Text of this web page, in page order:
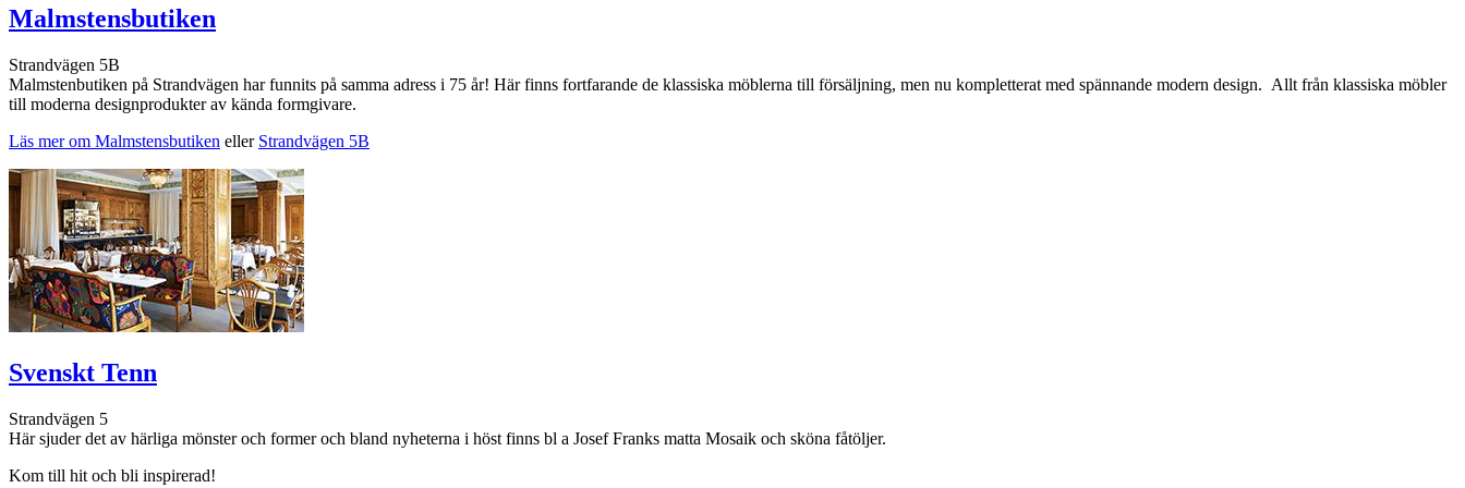
Malmstensbutiken
Strandvägen 5B
Malmstenbutiken på Strandvägen har funnits på samma adress i 75 år! Här finns fortfarande de klassiska möblerna till försäljning, men nu kompletterat med spännande modern design. Allt från klassiska möbler
till moderna designprodukter av kända formgivare.
Läs mer om Malmstensbutiken eller Strandvägen 5B
Svenskt Tenn
Strandvägen 5
Här sjuder det av härliga mönster och former och bland nyheterna i höst finns bl a Josef Franks matta Mosaik och sköna fåtöljer.
Kom till hit och bli inspirerad!